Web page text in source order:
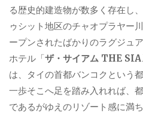
る歴史的建造物が数多く存在し
ゥシット地区のチャオプラヤー
ープンされたばかりのラグジュ
ホテル「ザ・サイアム THE
は、タイの首都バンコクという
一歩そこへ足を踏み入れれば、
であるがゆえのリゾート感に満